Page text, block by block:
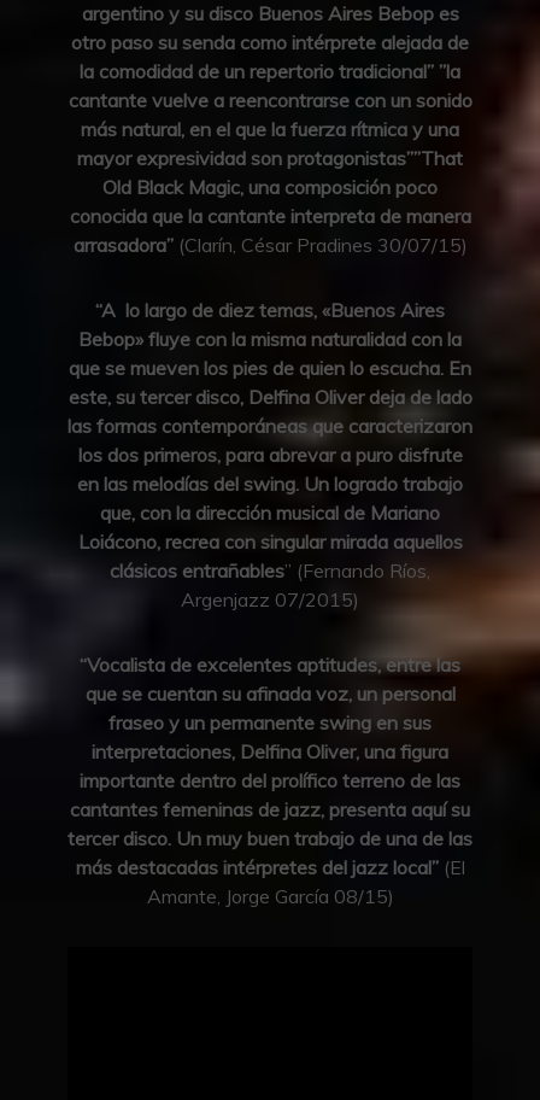
argentino y su disco Buenos Aires Bebop es
otro paso su senda como intérprete alejada de
la comodidad de un repertorio tradicional” ”la
cantante vuelve a reencontrarse con un sonido
más natural, en el que la fuerza rítmica y una
mayor expresividad son protagonistas””That
Old Black Magic, una composición poco
conocida que la cantante interpreta de manera
arrasadora”(Clarín, César Pradines 30/07/15)
“A lo largo de diez temas, «Buenos Aires
Bebop» fluye con la misma naturalidad con la
que se mueven los pies de quien lo escucha. En
este, su tercer disco, Delfina Oliver deja de lado
las formas contemporáneas que caracterizaron
los dos primeros, para abrevar a puro disfrute
en las melodías del swing. Un logrado trabajo
que, con la dirección musical de Mariano
Loiácono, recrea con singular mirada aquellos
clásicos entrañables” (Fernando Ríos,
Argenjazz 07/2015)
“Vocalista de excelentes aptitudes, entre las
que se cuentan su afinada voz, un personal
fraseo y un permanente swing en sus
interpretaciones, Delfina Oliver, una figura
importante dentro del prolífico terreno de las
cantantes femeninas de jazz, presenta aquí su
tercer disco. Un muy buen trabajo de una de las
más destacadas intérpretes del jazz local”(El
Amante, Jorge García 08/15)